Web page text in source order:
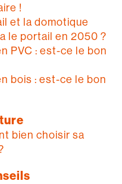
!
et la domotique
le portail en 2050 ?
PVC : est-ce le bon
bois : est-ce le bon
bien choisir sa